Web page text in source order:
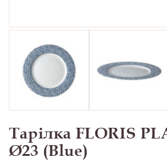
Тарілка FLORIS
Ø23 (Blue)